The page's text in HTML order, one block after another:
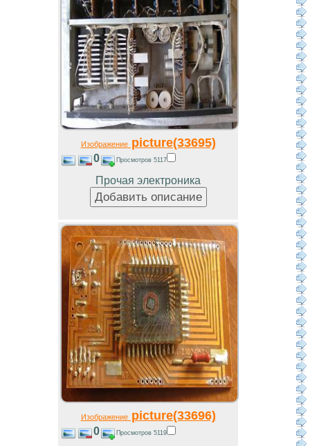
Изображениеpicture(33695)
0 Просмотров 5117
Прочая электроника
Изображениеpicture(33696)
0 Просмотров 5119